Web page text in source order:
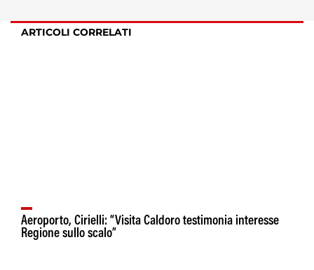
ARTICOLI CORRELATI
Aeroporto, Cirielli: “Visita Caldoro testimonia interesse
Regione sullo scalo”